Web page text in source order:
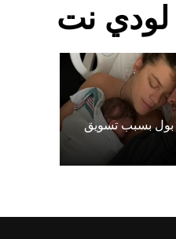
لودي نت
بول بسبب تسويق